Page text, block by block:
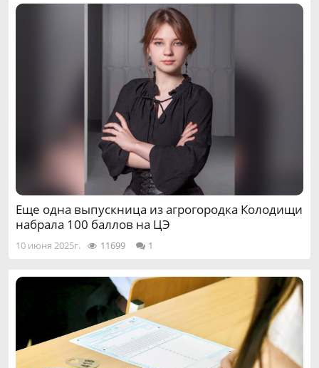
Еще одна выпускница из агрогородка Колодищи
набрала 100 баллов на ЦЭ
10 июня 2025г. 11699 1